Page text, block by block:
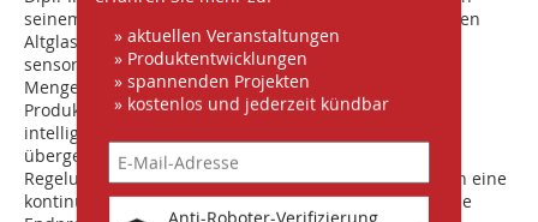
seinem Beitrag „Produktionskontrolle in einer modernen
Altglasaufbereitungsanlage – Schlagzahlstatistik
sensorgestützter Sortiermaschinen und
Mengenstromerfassung zur automatischen
Produktionsoptimierung“ über den Einsatz eines
intelligenten Steuerungssystems. Mit Hilfe dieses
übergeordneten automatischen Steuersystems zur
Regelung bzw. Optimierung der Produktion lassen sich eine
kontinuierliche Produktionsqualität, eine konstant hohe
» aktuellen Veranstaltungen
» Produktentwicklungen
» spannenden Projekten
» kostenlos und jederzeit kündbar